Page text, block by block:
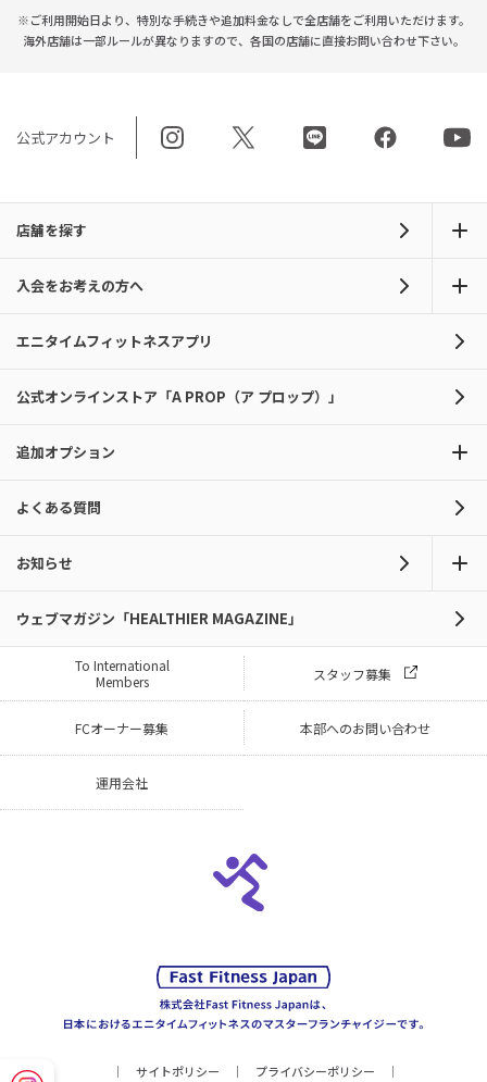
※ご利用開始日より、特別な手続きや追加料金なしで全店舗をご利用いただけます。
海外店舗は一部ルールが異なりますので、 各国の店舗に直接お問い合わせ下さい。
公式アカウント
店舗を探す
入会をお考えの方へ
エニタイムフィットネスアプリ
公式オンラインストア「A PROP（ア プロップ）」
追加オプション
よくある質問
お知らせ
ウェブマガジン「HEALTHIER MAGAZINE」
To International
Members
スタッフ募集
FCオーナー募集 本部へのお問い合わせ
運用会社
サイトポリシー プライバシーポリシー